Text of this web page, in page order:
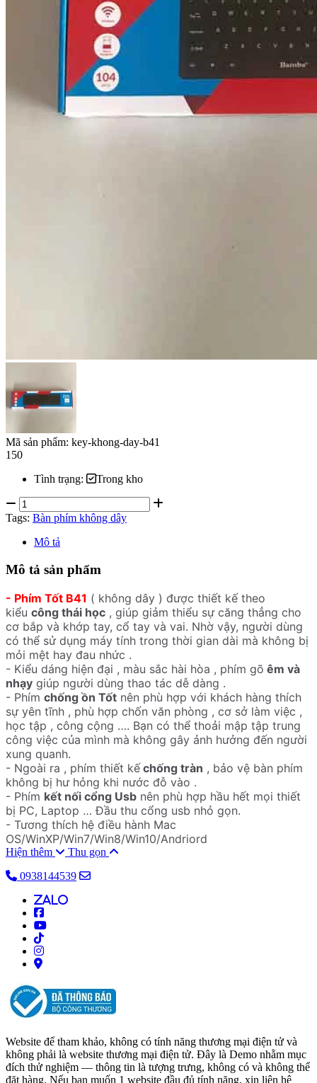
Mã sản phẩm: key-khong-day-b41
150
Tình trạng:
Trong kho
Tags: Bàn phím không dây
Mô tả
Mô tả sản phẩm
- Phím Tốt B41 ( không dây ) được thiết kế theo
kiểu công thái học , giúp giảm thiểu sự căng thẳng cho
cơ bắp và khớp tay, cổ tay và vai. Nhờ vậy, người dùng
có thể sử dụng máy tính trong thời gian dài mà không bị
mỏi mệt hay đau nhức .
- Kiểu dáng hiện đại , màu sắc hài hòa , phím gõ êm và
nhạy giúp người dùng thao tác dễ dàng .
- Phím chống ồn Tốt nên phù hợp với khách hàng thích
sự yên tĩnh , phù hợp chốn văn phòng , cơ sở làm việc ,
học tập , công cộng …. Bạn có thể thoải mập tập trung
công việc của mình mà không gây ảnh hưởng đến người
xung quanh.
- Ngoài ra , phím thiết kếchống tràn , bảo vệ bàn phím
không bị hư hỏng khi nước đỗ vào .
- Phím kết nối cổng Usb nên phù hợp hầu hết mọi thiết
bị PC, Laptop … Đầu thu cổng usb nhỏ gọn.
- Tương thích hệ điều hành Mac
OS/WinXP/Win7/Win8/Win10/Andriord
Hiện thêm
Thu gọn
0938144539
alo
Website để tham khảo, không có tính năng thương mại điện tử và
không phải là website thương mại điện tử. Đây là Demo nhằm mục
đích thử nghiệm — thông tin là tượng trưng, không có và không thể
đặt hàng. Nếu bạn muốn 1 website đầu đủ tính năng, xin liên hệ